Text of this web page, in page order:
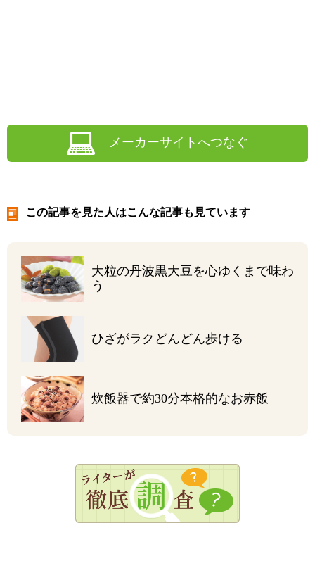
メーカーサイトへつなぐ
この記事を見た人はこんな記事も見ています
大粒の丹波黒大豆を心ゆくまで味わ
う
ひざがラク どんどん歩ける
炊飯器で約30分本格的なお赤飯